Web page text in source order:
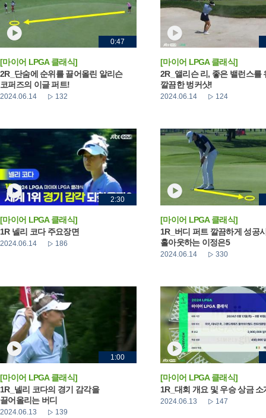
0:47
[마이어 LPGA 클래식]
2R_단숨에 순위를 끌어올린 알리슨
코퍼즈의 이글 퍼트!
2024.06.14 132
[마이어 LPGA 클래식]
2R_앨리슨 리, 좋은 밸런스를
깔끔한 벙커샷!
2024.06.14 124
2:30
[마이어 LPGA 클래식]
1R 넬리 코다 주요장면
2024.06.14 186
[마이어 LPGA 클래식]
1R_버디 퍼트 깔끔하게 성공
홀아웃하는 이정은5
2024.06.14 330
1:00
[마이어 LPGA 클래식]
1R_넬리 코다의 경기 감각을
끌어올리는 버디
2024.06.13 139
[마이어 LPGA 클래식]
1R_대회 개요 및 우승 상금 소
2024.06.13 147